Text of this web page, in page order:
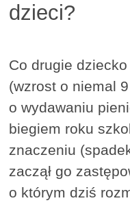
dzieci?
Co drugie
(wzrost o niemal
o wydawaniu
biegiem roku
znaczeniu
zaczął go
o którym dziś